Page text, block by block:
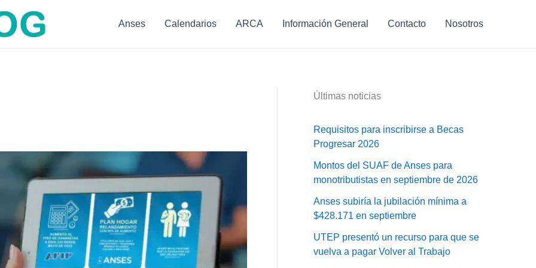
Anses Calendarios ARCA Información General Contacto Nosotros
Últimas noticias
Requisitos para inscribirse a Becas
Progresar 2026
Montos del SUAF de Anses para
monotributistas en septiembre de 2026
Anses subiría la jubilación mínima a
$428.171 en septiembre
UTEP presentó un recurso para que se
vuelva a pagar Volver al Trabajo